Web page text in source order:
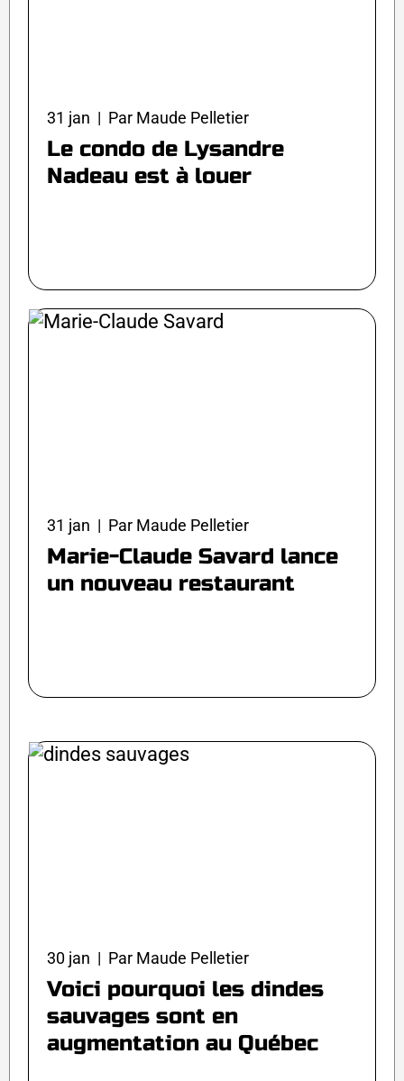
31 jan | Par Maude Pelletier
Le condo de Lysandre
Nadeau est à louer
31 jan | Par Maude Pelletier
Marie-Claude Savard lance
un nouveau restaurant
30 jan | Par Maude Pelletier
Voici pourquoi les dindes
sauvages sont en
augmentation au Québec